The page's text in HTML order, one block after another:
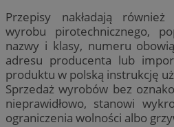
Przepisy nakładają również
wyrobu pirotechnicznego,
nazwy i klasy, numeru
adresu producenta lub
produktu w polską instrukcję
Sprzedaż wyrobów bez
nieprawidłowo, stanowi
ograniczenia wolności albo